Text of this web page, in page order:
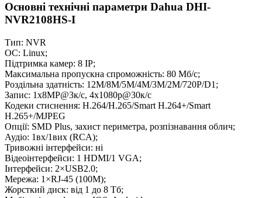
Основні технічні параметри Dahua DHI-
NVR2108HS-I
Тип: NVR
ОС: Linux;
Підтримка камер: 8 IP;
Максимальна пропускна спроможність: 80 Мб/с;
Роздільна здатність: 12M/8M/5M/4M/3M/2M/720P/D1;
Запис: 1х8MP@3к/с, 4х1080p@30к/с
Кодеки стиснення: H.264/H.265/Smart H.264+/Smart
H.265+/MJPEG
Опції: SMD Plus, захист периметра, розпізнавання облич;
Аудіо: 1вх/1вих (RCA);
Тривожні інтерфейси: ні
Відеоінтерфейси: 1 HDMI/1 VGA;
Інтерфейси: 2×USB2.0;
Мережа: 1×RJ-45 (100М);
Жорсткий диск: від 1 до 8 Тб;